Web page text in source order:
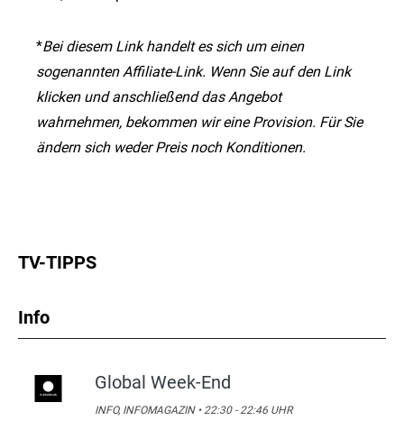
*Bei diesem Link handelt es sich um einen
sogenannten Affiliate-Link. Wenn Sie auf den Link
klicken und anschließend das Angebot
wahrnehmen, bekommen wir eine Provision. Für Sie
ändern sich weder Preis noch Konditionen.
TV-TIPPS
Info
Global Week-End
INFO, INFOMAGAZIN • 22:30 - 22:46 UHR